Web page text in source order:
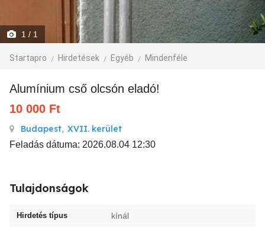
1 / 1
Startapro Hirdetések Egyéb Mindenféle
Alumínium cső olcsón eladó!
10 000 Ft
Budapest, XVII. kerület
Feladás dátuma: 2026.08.04 12:30
Tulajdonságok
Hirdetés típus kínál